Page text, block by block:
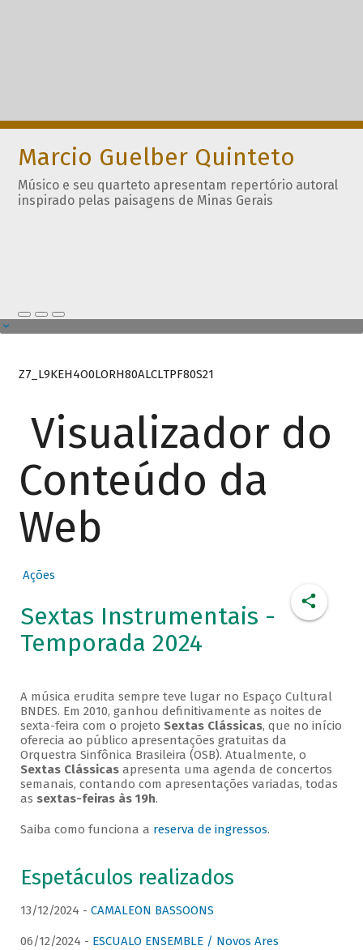
Marcio Guelber Quinteto
Músico e seu quarteto apresentam repertório autoral
inspirado pelas paisagens de Minas Gerais
Z7_L9KEH4O0LORH80ALCLTPF80S21
Visualizador do
Conteúdo da
Web
Ações
Sextas Instrumentais -
Temporada 2024
A música erudita sempre teve lugar no Espaço Cultural
BNDES. Em 2010, ganhou definitivamente as noites de
sexta-feira com o projeto Sextas Clássicas, que no início
oferecia ao público apresentações gratuitas da
Orquestra Sinfônica Brasileira (OSB). Atualmente, o
Sextas Clássicasapresenta uma agenda de concertos
semanais, contando com apresentações variadas, todas
as sextas-feiras às 19h.
Saiba como funciona a reserva de ingressos.
Espetáculos realizados
13/12/2024 - CAMALEON BASSOONS
06/12/2024 - ESCUALO ENSEMBLE / Novos Ares